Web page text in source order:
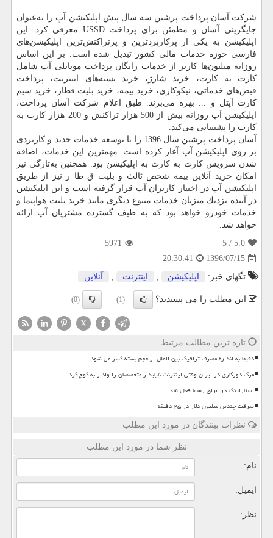
شركت آسان پرداخت پرشین سه سال پیش اپلیكیشن آپ را به‌عنوان
جایگزینی آسان و مطمئن برای پرداخت USSD معرفی كرد. این
اپلیكیشن به یكی از پركاربردترین و پرتراكنش‌ترین اپلیكیشن‌های
فارسی حوزه خدمات مالی كشور تبدیل شده است. بر این اساس
روزانه میلیون‌ها كاربر از خدمات رایگان پرداخت موبایلی آپ شامل
كارت به كارت، خرید شارژ، خرید بسته‌های اینترنت، پرداخت
قبض‌های خدماتی، نیكوكاری، خرید بیمه، خرید بلیت قطار، خرید سیم
كارت آپتل و ... بهره می‌برند. طبق اعلام شركت آسان پرداخت،
اپلیكیشن آپ روزانه بیش از 500 هزار تراكنش و 200 هزار كارت به
كارت را پشتیبانی می‌كند.
آسان پرداخت پرشین سال 1396 را با توسعه خدمات جدید و كاربردی
بر روی اپلیكیشن آپ آغاز كرده است. مهمترین این خدمات، اضافه
شدن سرویس كارت به كارت به اپلیكیشن بود. همچنین به‌تازگی نیز
امكان خرید آنلاین بیمه شخص ثالث و بلیت ق طا ر نیز از طریق
اپلیكیشن آپ در اختیار كاربران آپ قرار گرفته است و این اپلیكیشن
در آینده نزدیك میزبان خدمات متنوع دیگری مانند خرید بلیت هواپیما و
خدمات خودرو خواهد بود كه به طیف گسترده مشتریان آپ ارائه
خواهد شد.
5.0
/ 5
5971
1396/07/15
20:30:41
تگهای خبر:
اپلیكیشن , اینترنت , آنلاین
این مطلب را می پسندید؟ (1)
(0)
X
تازه ترین مطالب مرتبط
دقیقا به اندازه مصرف ترافیک بین الملل از حجم بسته کسر می شود
مرگ دورکاری در ایران وقتی اینترنت ناپایدار متخصصان را وادار به کوچ کرد
استارلینک در عراق رسما فعال شد
سرقت چندین میلیون دلار در ۲۵ دقیقه
نظرات بینندگان در مورد این مطلب
نظر شما در مورد این مطلب
نام:
ایمیل:
نظر: